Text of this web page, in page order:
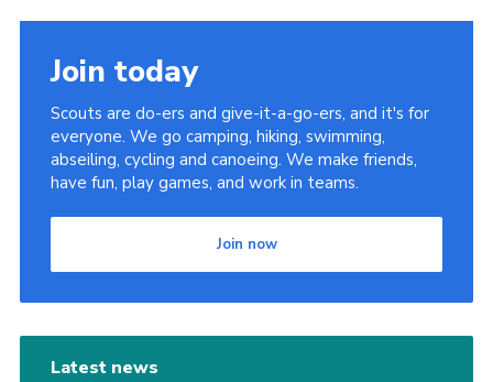
Join today
Scouts are do-ers and give-it-a-go-ers, and it's for
everyone. We go camping, hiking, swimming,
abseiling, cycling and canoeing. We make friends,
have fun, play games, and work in teams.
Join now
Latest news